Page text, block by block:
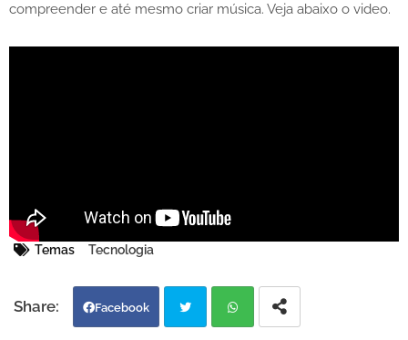
compreender e até mesmo criar música. Veja abaixo o video.
Temas Tecnologia
Facebook